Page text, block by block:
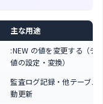
主な用途
:NEW の値を変更する（デ
値の設定・変換）
監査ログ記録・他テーブル
動更新